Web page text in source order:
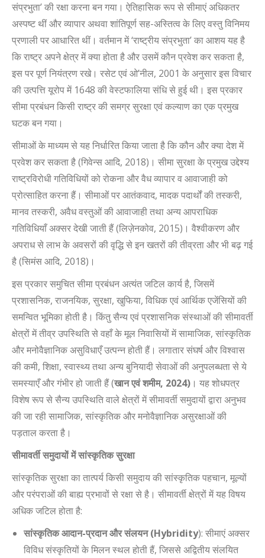
संप्रभुता’ की रक्षा करना बन गया। ऐतिहासिक रूप से सीमाएं अधिकतर
अस्पष्ट थीं और व्यापार अथवा शांतिपूर्ण सह-अस्तित्व के लिए वस्तु विनिमय
प्रणाली पर आधारित थीं। वर्तमान में ‘राष्ट्रीय संप्रभुता’ का आशय यह है
कि राष्ट्र अपने क्षेत्र में क्या होता है और उसमें कौन प्रवेश कर सकता है,
इस पर पूर्ण नियंत्रण रखे। रसेट एवं ओ’नील, 2001 के अनुसार इस विचार
की उत्पत्ति यूरोप में 1648 की वेस्टफालिया संधि से हुई थी। इस प्रकार
सीमा प्रबंधन किसी राष्ट्र की समग्र सुरक्षा एवं कल्याण का एक प्रमुख
घटक बन गया।
सीमाओं के माध्यम से यह निर्धारित किया जाता है कि कौन और क्या देश में
प्रवेश कर सकता है (गिवेन्स आदि, 2018)। सीमा सुरक्षा के प्रमुख उद्देश्य
राष्ट्रविरोधी गतिविधियों को रोकना और वैध व्यापार व आवाजाही को
प्रोत्साहित करना हैं। सीमाओं पर आतंकवाद, मादक पदार्थों की तस्करी,
मानव तस्करी, अवैध वस्तुओं की आवाजाही तथा अन्य आपराधिक
गतिविधियाँ अक्सर देखी जाती हैं (लिज़ेनकोव, 2015)। वैश्वीकरण और
अपराध से लाभ के अवसरों की वृद्धि से इन खतरों की तीव्रता और भी बढ़ गई
है (सिमंस आदि, 2018)।
इस प्रकार समुचित सीमा प्रबंधन अत्यंत जटिल कार्य है, जिसमें
प्रशासनिक, राजनयिक, सुरक्षा, खुफिया, विधिक एवं आर्थिक एजेंसियों की
समन्वित भूमिका होती है। किंतु सैन्य एवं प्रशासनिक संस्थाओं की सीमावर्ती
क्षेत्रों में तीव्र उपस्थिति से वहाँ के मूल निवासियों में सामाजिक, सांस्कृतिक
और मनोवैज्ञानिक असुविधाएँ उत्पन्न होती हैं। लगातार संघर्ष और विश्वास
की कमी, शिक्षा, स्वास्थ्य तथा अन्य बुनियादी सेवाओं की अनुपलब्धता से ये
समस्याएँ और गंभीर हो जाती हैं (खान एवं शमीम, 2024) । यह शोधपत्र
विशेष रूप से सैन्य उपस्थिति वाले क्षेत्रों में सीमावर्ती समुदायों द्वारा अनुभव
की जा रही सामाजिक, सांस्कृतिक और मनोवैज्ञानिक असुरक्षाओं की
पड़ताल करता है।
सीमावर्ती समुदायों में सांस्कृतिक सुरक्षा
सांस्कृतिक सुरक्षा का तात्पर्य किसी समुदाय की सांस्कृतिक पहचान, मूल्यों
और परंपराओं की बाह्य प्रभावों से रक्षा से है। सीमावर्ती क्षेत्रों में यह विषय
अधिक जटिल होता है:
सांस्कृतिक आदान-प्रदान और संलयन (Hybridity): सीमाएं अक्सर
विविध संस्कृतियों के मिलन स्थल होती हैं, जिससे अद्वितीय संलयित